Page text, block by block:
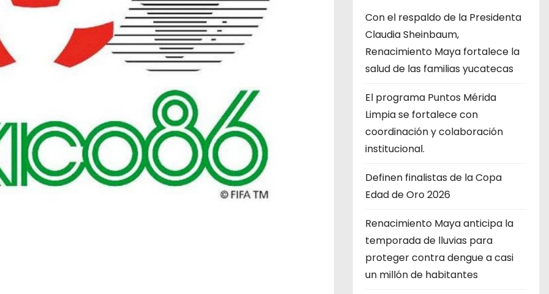
Con el respaldo de la Presidenta
Claudia Sheinbaum,
Renacimiento Maya fortalece la
salud de las familias yucatecas
El programa Puntos Mérida
Limpia se fortalece con
coordinación y colaboración
institucional.
Definen finalistas de la Copa
Edad de Oro 2026
Renacimiento Maya anticipa la
temporada de lluvias para
proteger contra dengue a casi
un millón de habitantes